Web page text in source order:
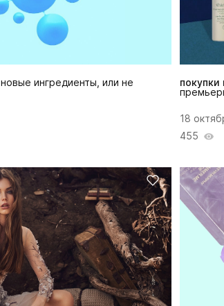
новые ингредиенты, или не
покупки
18
455